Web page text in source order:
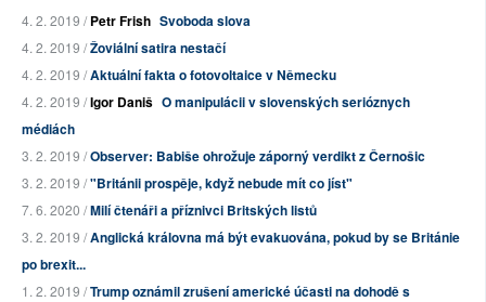
4. 2. 2019 /Petr Frish Svoboda slova
4. 2. 2019 /Žoviální satira nestačí
4. 2. 2019 /Aktuální fakta o fotovoltaice v Německu
4. 2. 2019 /Igor Daniš O manipulácii v slovenských serióznych
médiách
3. 2. 2019 /Observer: Babiše ohrožuje záporný verdikt z Černošic
3. 2. 2019 /"Británii prospěje, když nebude mít co jíst"
7. 6. 2020 /Milí čtenáři a příznivci Britských listů
3. 2. 2019 /Anglická královna má být evakuována, pokud by se Británie
po brexit...
1. 2. 2019 /Trump oznámil zrušení americké účasti na dohodě s